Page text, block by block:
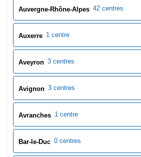
Auvergne-Rhône-Alpes 42 centres
Auxerre 1 centre
Aveyron 3 centres
Avignon 3 centres
Avranches 1 centre
Bar-le-Duc 0 centres